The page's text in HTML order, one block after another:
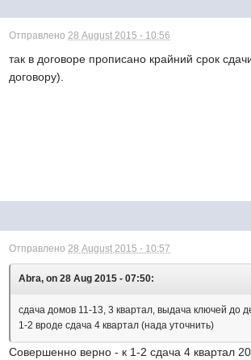
Отправлено28 August 2015 - 10:56
так в договоре прописано крайний срок
договору).
Отправлено28 August 2015 - 10:57
Abra, on 28 Aug 2015 - 07:50:
сдача домов 11-13, 3 квартал, выдача ключей до
1-2 вроде сдача 4 квартал (нада уточнить)
Совершенно верно - к 1-2 сдача 4 квартал